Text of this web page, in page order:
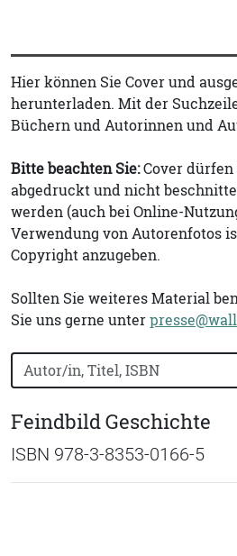
Hier können Sie Cover und
herunterladen. Mit der
Büchern und Autorinnen und
Bitte beachten Sie:Cover
abgedruckt und nicht
werden (auch bei Online-
Verwendung von Autorenfotos
Copyright anzugeben.
Sollten Sie weiteres Material
Sie uns gerne unter
Bücher nach Buchtitel,
Feindbild Geschichte
ISBN 978-3-8353-0166-5